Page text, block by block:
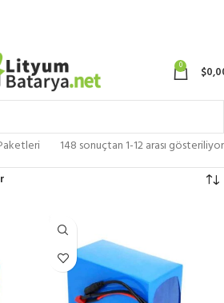
0 $
148 sonuçtan 1-12 arası gösteriliyor